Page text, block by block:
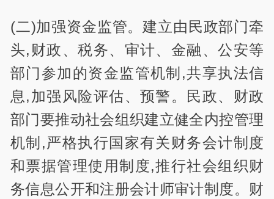
(二)加强资金监管。建立由民政部门牵
头,财政、税务、审计、金融、公安等
部门参加的资金监管机制,共享执法信
息,加强风险评估、预警。民政、财政
部门要推动社会组织建立健全内控管理
机制,严格执行国家有关财务会计制度
和票据管理使用制度,推行社会组织财
务信息公开和注册会计师审计制度。财